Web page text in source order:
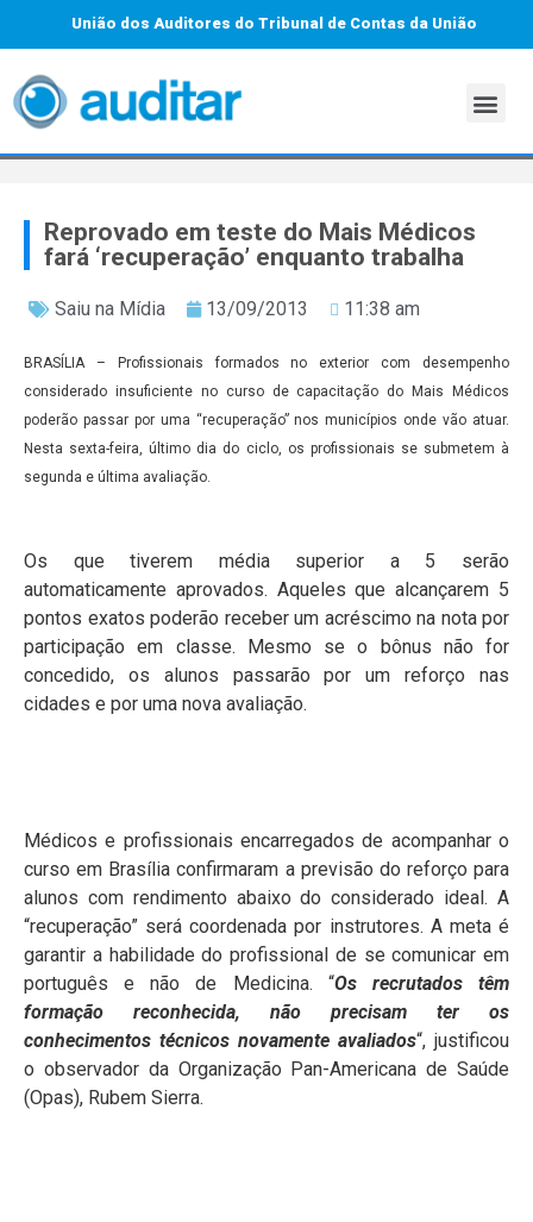
União dos Auditores do Tribunal de Contas da União
Reprovado em teste do Mais Médicos
fará ‘recuperação’ enquanto trabalha
Saiu na Mídia 13/09/2013 11:38 am
BRASÍLIA – Profissionais formados no exterior com desempenho
considerado insuficiente no curso de capacitação do Mais Médicos
poderão passar por uma “recuperação” nos municípios onde vão atuar.
Nesta sexta-feira, último dia do ciclo, os profissionais se submetem à
segunda e última avaliação.
Os que tiverem média superior a 5 serão
automaticamente aprovados. Aqueles que alcançarem 5
pontos exatos poderão receber um acréscimo na nota por
participação em classe. Mesmo se o bônus não for
concedido, os alunos passarão por um reforço nas
cidades e por uma nova avaliação.
Médicos e profissionais encarregados de acompanhar o
curso em Brasília confirmaram a previsão do reforço para
alunos com rendimento abaixo do considerado ideal. A
“recuperação” será coordenada por instrutores. A meta é
garantir a habilidade do profissional de se comunicar em
português e não de Medicina. “Os recrutados têm
formação reconhecida, não precisam ter os
conhecimentos técnicos novamente avaliados“, justificou
o observador da Organização Pan-Americana de Saúde
(Opas), Rubem Sierra.